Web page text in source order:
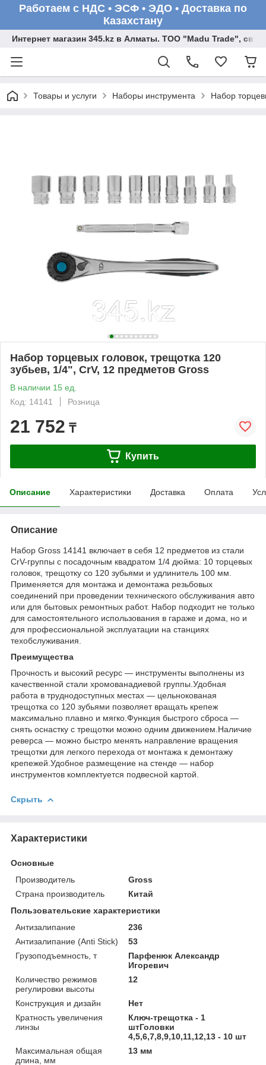
Работаем с НДС • ЭСФ • ЭДО • Доставка по
Казахстану
Интернет магазин 345.kz в Алматы. ТОО "Madu Trade",
Товары и услуги Наборы инструмента Набор
Набор торцевых головок, трещотка 120
зубьев, 1/4", CrV, 12 предметов Gross
В наличии 15 ед.
Код: 14141
Розница
21 752 ₸
Купить
Описание Характеристики Доставка Оплата
Описание
Набор Gross 14141 включает в себя 12 предметов из стали
CrV-группы с посадочным квадратом 1/4 дюйма: 10 торцевых
головок, трещотку со 120 зубьями и удлинитель 100 мм.
Применяется для монтажа и демонтажа резьбовых
соединений при проведении технического обслуживания авто
или для бытовых ремонтных работ. Набор подходит не только
для самостоятельного использования в гараже и дома, но и
для профессиональной эксплуатации на станциях
техобслуживания.
Преимущества
Прочность и высокий ресурс — инструменты выполнены из
качественной стали хромованадиевой группы.Удобная
работа в труднодоступных местах — цельнокованая
трещотка со 120 зубьями позволяет вращать крепеж
максимально плавно и мягко.Функция быстрого сброса —
снять оснастку с трещотки можно одним движением.Наличие
реверса — можно быстро менять направление вращения
трещотки для легкого перехода от монтажа к демонтажу
крепежей.Удобное размещение на стенде — набор
инструментов комплектуется подвесной картой.
Скрыть
Характеристики
Основные
Производитель
Gross
Страна производитель
Китай
Пользовательские характеристики
Антизалипание
236
Антизалипание (Anti Stick)
53
Грузоподъемность, т
Парфенюк Александр
Игоревич
Количество режимов
регулировки высоты
12
Конструкция и дизайн
Нет
Кратность увеличения
линзы
Ключ-трещотка - 1
штГоловки
4,5,6,7,8,9,10,11,12,13 - 10 шт
Максимальная общая
длина, мм
13 мм